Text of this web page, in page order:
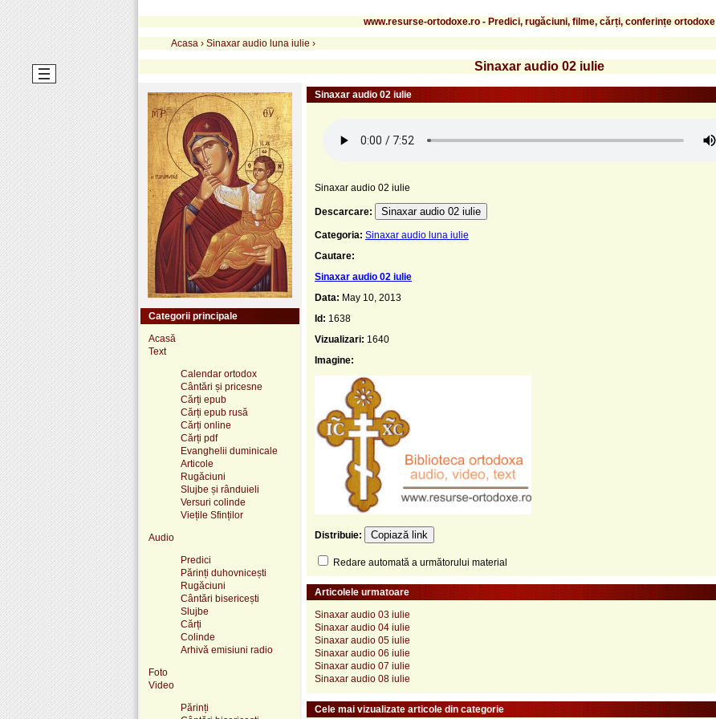
www.resurse-ortodoxe.ro - Predici, rugăciuni, filme, cărți, conferințe ortodoxe
Acasa › Sinaxar audio luna iulie ›
Sinaxar audio 02 iulie
Sinaxar audio 02 iulie
Sinaxar audio 02 iulie
Descarcare: Sinaxar audio 02 iulie
Categoria: Sinaxar audio luna iulie
Cautare:
Sinaxar audio 02 iulie
Data: May 10, 2013
Id: 1638
Vizualizari: 1640
Imagine:
Distribuie: Copiază link
Redare automată a următorului material
Articolele urmatoare
Sinaxar audio 03 iulie
Sinaxar audio 04 iulie
Sinaxar audio 05 iulie
Sinaxar audio 06 iulie
Sinaxar audio 07 iulie
Sinaxar audio 08 iulie
Cele mai vizualizate articole din categorie
Categorii principale
Acasă
Text
Calendar ortodox
Cântări și pricesne
Cărți epub
Cărți epub rusă
Cărți online
Cărți pdf
Evanghelii duminicale
Articole
Rugăciuni
Slujbe și rânduieli
Versuri colinde
Viețile Sfinților
Audio
Predici
Părinți duhovnicești
Rugăciuni
Cântări bisericești
Slujbe
Cărți
Colinde
Arhivă emisiuni radio
Foto
Video
Părinți